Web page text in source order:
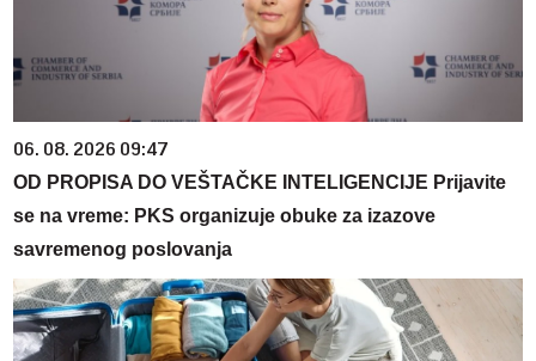
06. 08. 2026 09:47
OD PROPISA DO VEŠTAČKE INTELIGENCIJE Prijavite
se na vreme: PKS organizuje obuke za izazove
savremenog poslovanja